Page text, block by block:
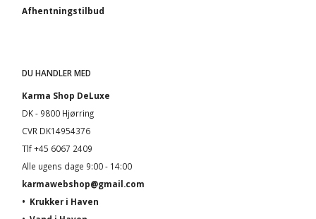
Afhentningstilbud
DU HANDLER MED
Karma Shop DeLuxe
DK - 9800 Hjørring
CVR DK14954376
Tlf +45 6067 2409
Alle ugens dage 9:00 - 14:00
karmawebshop@gmail.com
• Krukker i Haven